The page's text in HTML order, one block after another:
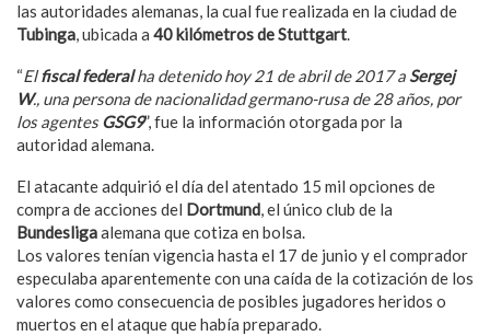
las autoridades alemanas, la cual fue realizada en la ciudad de
Tubinga, ubicada a 40 kilómetros de Stuttgart.
“Elfiscal federalha detenido hoy 21 de abril de 2017 a Sergej
W., una persona de nacionalidad germano-rusa de 28 años, por
los agentesGSG9”, fue la información otorgada por la
autoridad alemana.
El atacante adquirió el día del atentado 15 mil opciones de
compra de acciones del Dortmund, el único club de la
Bundesligaalemana que cotiza en bolsa.
Los valores tenían vigencia hasta el 17 de junio y el comprador
especulaba aparentemente con una caída de la cotización de los
valores como consecuencia de posibles jugadores heridos o
muertos en el ataque que había preparado.